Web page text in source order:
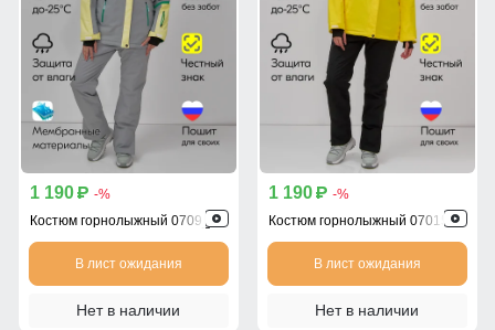
1 190 p -%
Костюм горнолыжный 0709_1J
В лист ожидания
Нет в наличии
1 190 p -%
Костюм горнолыжный 07015J
В лист ожидания
Нет в наличии